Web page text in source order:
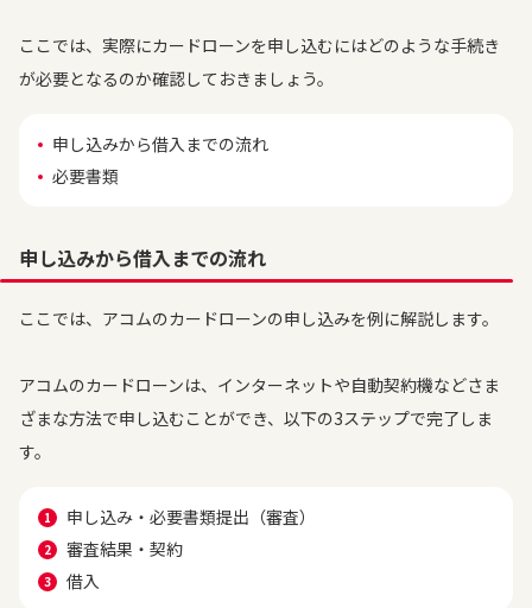
ここでは、実際にカードローンを申し込むにはどのような手続き
が必要となるのか確認しておきましょう。
申し込みから借入までの流れ
必要書類
申し込みから借入までの流れ
ここでは、アコムのカードローンの申し込みを例に解説します。
アコムのカードローンは、インターネットや自動契約機などさま
ざまな方法で申し込むことができ、以下の3ステップで完了しま
す。
申し込み・必要書類提出（審査）
審査結果・契約
借入